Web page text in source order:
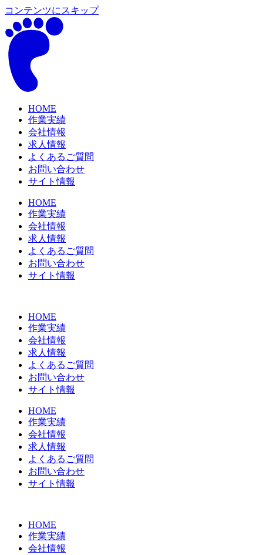
コンテンツにスキップ
HOME
作業実績
会社情報
求人情報
よくあるご質問
お問い合わせ
サイト情報
HOME
作業実績
会社情報
求人情報
よくあるご質問
お問い合わせ
サイト情報
HOME
作業実績
会社情報
求人情報
よくあるご質問
お問い合わせ
サイト情報
HOME
作業実績
会社情報
求人情報
よくあるご質問
お問い合わせ
サイト情報
HOME
作業実績
会社情報